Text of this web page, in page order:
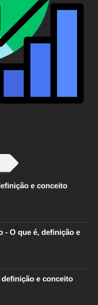
e conceito
- O que é, definição e
e conceito